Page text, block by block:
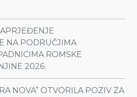
NA PODRUČJIMA
ROMSKE
2026.
NOVA” OTVORILA POZIV ZA